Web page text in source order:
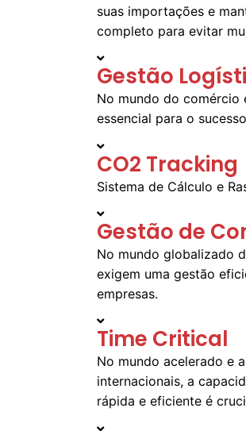
suas importações e
completo para evitar
Gestão
No mundo do comércio
essencial para o
CO2 Tracking
Sistema de Cálculo e
Gestão de
No mundo globalizado
exigem uma gestão
empresas.
Time Critical
No mundo acelerado e
internacionais, a
rápida e eficiente é